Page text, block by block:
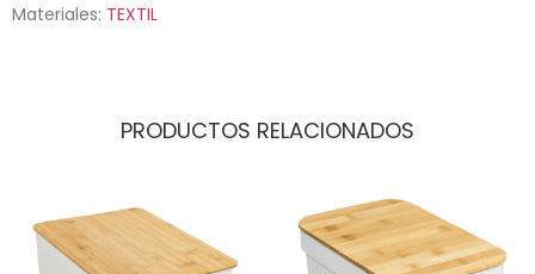
Materiales: TEXTIL
PRODUCTOS RELACIONADOS